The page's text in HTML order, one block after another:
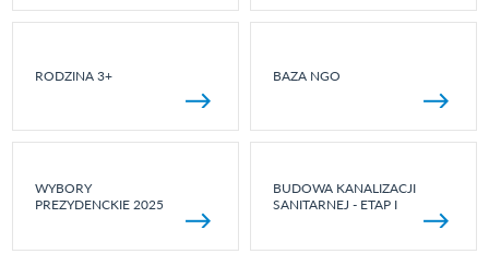
RODZINA 3+ BAZA NGO
WYBORY
PREZYDENCKIE 2025
BUDOWA KANALIZACJI
SANITARNEJ - ETAP I